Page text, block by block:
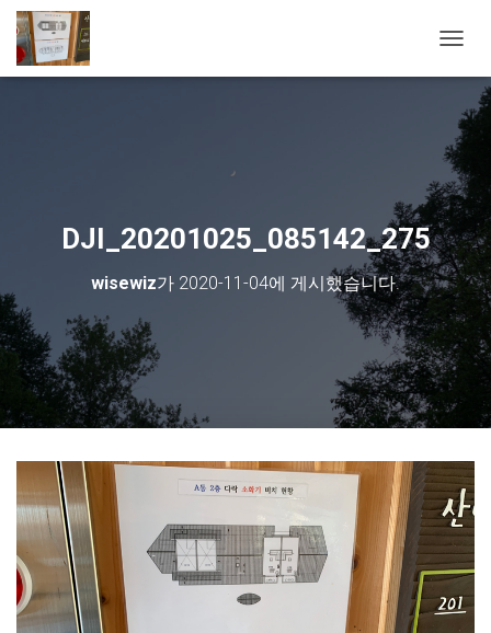
DJI_20201025_085142_275
wisewiz가 2020-11-04에 게시했습니다.